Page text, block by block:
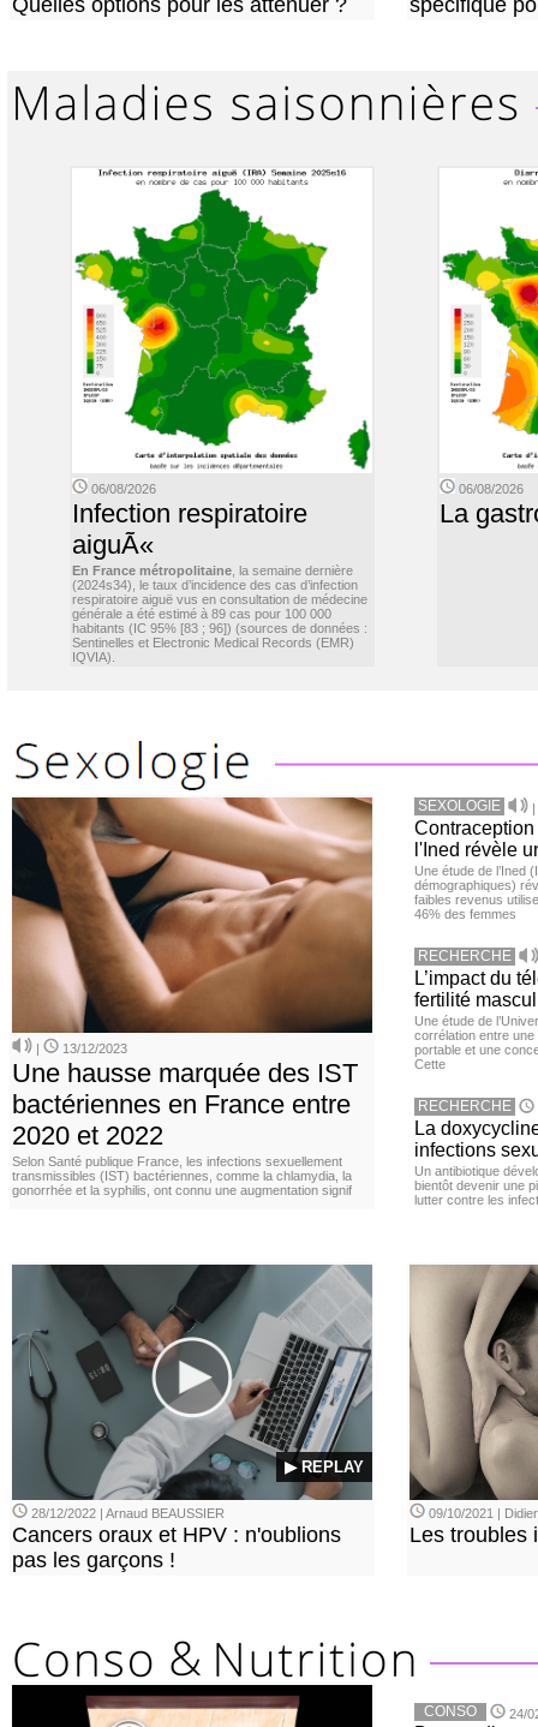
Quelles options pour les atténuer ? spécifique
06/08/2026
Infection respiratoire
aiguÃ«
En France métropolitaine , la semaine dernière
(2024s34), le taux d’incidence des cas d’infection
respiratoire aiguë vus en consultation de médecine
générale a été estimé à 89 cas pour 100 000
habitants (IC 95% [83 ; 96]) (sources de données :
Sentinelles et Electronic Medical Records (EMR)
IQVIA).
06/08/2026
La
| 13/12/2023
Une hausse marquée des IST
bactériennes en France entre
2020 et 2022
Selon Santé publique France, les infections sexuellement
transmissibles (IST) bactériennes, comme la chlamydia, la
gonorrhée et la syphilis, ont connu une augmentation signif
SEXOLOGIE |
l'Ined révèle
Une étude de l’Ined
démographiques)
faibles revenus
46% des femmes
RECHERCHE
L’impact du
fertilité
Une étude de
corrélation entre une
portable et une
Cette
RECHERCHE
La
infections
Un antibiotique
bientôt devenir une
lutter contre les
▶ REPLAY
28/12/2022 | Arnaud BEAUSSIER
Cancers oraux et HPV : n'oublions
pas les garçons !
09/10/2021 |
Les troubles
CONSO 24/